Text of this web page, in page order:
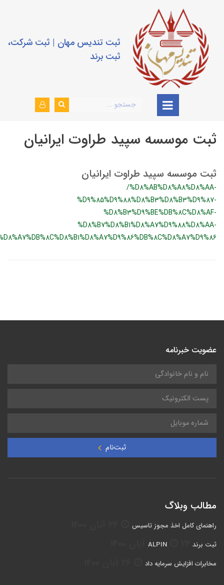
ثبت تندیس مهان | ثبت شرکت،
ثبت برند
ثبت موسسه سپید طراوت ایرانیان
ثبت موسسه سپید طراوت ایرانیان
/%D8%AB%D8%A8%D8%AA-
%D9%85%D9%88%D8%B3%D8%B3%D9%87-
%D8%B3%D9%BE%DB%8C%D8%AF-
%D8%B7%D8%B1%D8%A7%D9%88%D8%AA-
%D8%A7%DB%8C%D8%B1%D8%A7%D9%86%DB%8C%D8%A7%D9%86
عضویت خبرنامه
ثبت‌نام
مطالب وبلاگ
راهنمای کامل اخذ مجوز تاسیس
ثبت برند ALPIN
مخابرات افزایش سرمایه داد